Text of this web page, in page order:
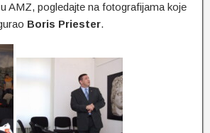
AMZ, pogledajte na fotografijama koje
Boris Priester.